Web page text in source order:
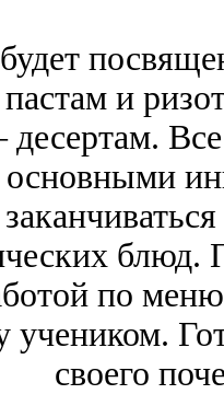
и
Все
основными
блюд.
по
учеником.
своего